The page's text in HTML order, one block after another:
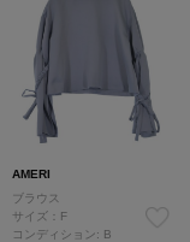
AMERI
ブラウス
サイズ：F
コンディション: B